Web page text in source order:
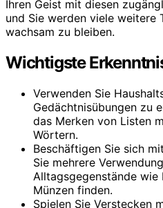
Ihren Geist mit diesen
und Sie werden viele weitere
wachsam zu bleiben.
Wichtigste
Verwenden Sie
Gedächtnisübungen zu
das Merken von Listen
Wörtern.
Beschäftigen Sie sich
Sie mehrere
Alltagsgegenstände wie
Münzen finden.
Spielen Sie Verstecken